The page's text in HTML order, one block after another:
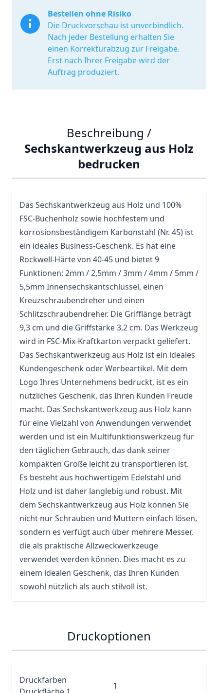
Bestellen ohne Risiko
Die Druckvorschau ist unverbindlich.
Nach jeder Bestellung erhalten Sie
einen Korrekturabzug zur Freigabe.
Erst nach Ihrer Freigabe wird der
Auftrag produziert.
Beschreibung /
Sechskantwerkzeug aus Holz
bedrucken
Das Sechskantwerkzeug aus Holz und 100%
FSC-Buchenholz sowie hochfestem und
korrosionsbeständigem Karbonstahl (Nr. 45) ist
ein ideales Business-Geschenk. Es hat eine
Rockwell-Härte von 40-45 und bietet 9
Funktionen: 2mm / 2,5mm / 3mm / 4mm / 5mm /
5,5mm Innensechskantschlüssel, einen
Kreuzschraubendreher und einen
Schlitzschraubendreher. Die Grifflänge beträgt
9,3 cm und die Griffstärke 3,2 cm. Das Werkzeug
wird in FSC-Mix-Kraftkarton verpackt geliefert.
Das Sechskantwerkzeug aus Holz ist ein ideales
Kundengeschenk oder Werbeartikel. Mit dem
Logo Ihres Unternehmens bedruckt, ist es ein
nützliches Geschenk, das Ihren Kunden Freude
macht. Das Sechskantwerkzeug aus Holz kann
für eine Vielzahl von Anwendungen verwendet
werden und ist ein Multifunktionswerkzeug für
den täglichen Gebrauch, das dank seiner
kompakten Größe leicht zu transportieren ist.
Es besteht aus hochwertigem Edelstahl und
Holz und ist daher langlebig und robust. Mit
dem Sechskantwerkzeug aus Holz können Sie
nicht nur Schrauben und Muttern einfach lösen,
sondern es verfügt auch über mehrere Messer,
die als praktische Allzweckwerkzeuge
verwendet werden können. Dies macht es zu
einem idealen Geschenk, das Ihren Kunden
sowohl nützlich als auch stilvoll ist.
Druckoptionen
Druckfarben
1